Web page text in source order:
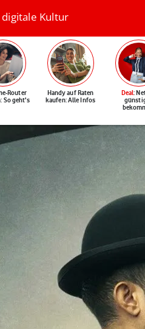
Kultur
Router
So geht's
Handy auf Raten
kaufen: Alle Infos
Deal: